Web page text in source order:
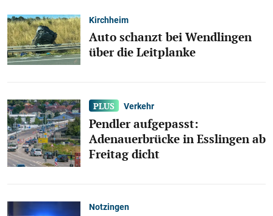
Kirchheim
Auto schanzt bei Wendlingen
über die Leitplanke
Verkehr
Pendler aufgepasst:
Adenauerbrücke in Esslingen ab
Freitag dicht
Notzingen